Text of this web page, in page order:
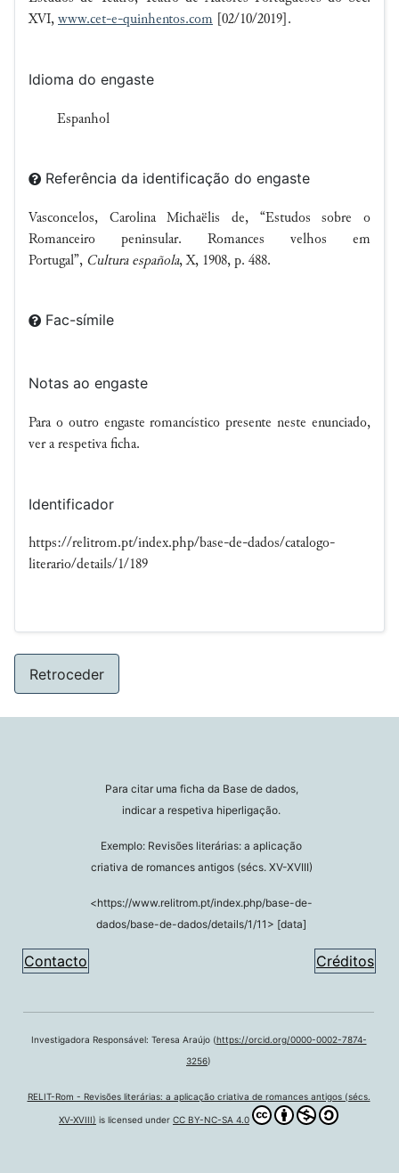
XVI, www.cet-e-quinhentos.com [02/10/2019].
Idioma do engaste
Espanhol
Referência da identificação do engaste
Vasconcelos, Carolina Michaëlis de, “Estudos sobre o
Romanceiro peninsular. Romances velhos em
Portugal”, Cultura española, X, 1908, p. 488.
Fac-símile
Notas ao engaste
Para o outro engaste romancístico presente neste enunciado,
ver a respetiva ficha.
Identificador
https://relitrom.pt/index.php/base-de-dados/catalogo-
literario/details/1/189
Retroceder
Para citar uma ficha da Base de dados,
indicar a respetiva hiperligação.
Exemplo: Revisões literárias: a aplicação
criativa de romances antigos (sécs. XV-XVIII)
<https://www.relitrom.pt/index.php/base-de-
dados/base-de-dados/details/1/11> [data]
Contacto Créditos
Investigadora Responsável: Teresa Araújo (https://orcid.org/0000-0002-7874-
3256)
RELIT-Rom - Revisões literárias: a aplicação criativa de romances antigos (sécs.
XV-XVIII) is licensed under CC BY-NC-SA 4.0